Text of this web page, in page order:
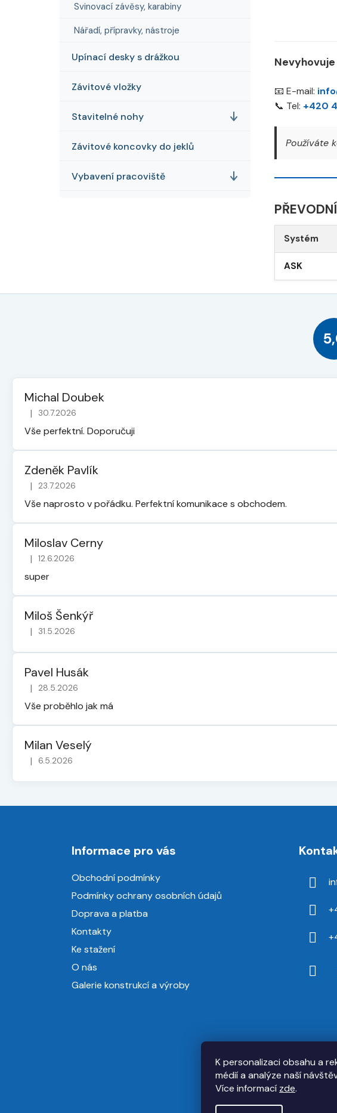
K personalizaci obsahu a
médií a analýze naší
Více informací zde.
Svinovací závěsy, karabiny
Nářadí, přípravky, nástroje
Upínací desky s drážkou
Závitové vložky
Stavitelné nohy
Závitové koncovky do jeklů
Vybavení pracoviště
📧 E-mail:
📞 Tel: +420
Používáte
Systém
ASK
Michal Doubek
Hodnocení obchodu je 5 z 5 hvězdiček.
| 30.7.2026
Vše perfektní. Doporučuji
Zdeněk Pavlík
Hodnocení obchodu je 5 z 5 hvězdiček.
| 23.7.2026
Vše naprosto v pořádku. Perfektní komunikace s obchodem.
Miloslav Cerny
Hodnocení obchodu je 5 z 5 hvězdiček.
| 12.6.2026
super
Miloš Šenkýř
Hodnocení obchodu je 5 z 5 hvězdiček.
| 31.5.2026
Pavel Husák
Hodnocení obchodu je 5 z 5 hvězdiček.
| 28.5.2026
Vše proběhlo jak má
Milan Veselý
Hodnocení obchodu je 5 z 5 hvězdiček.
| 6.5.2026
Informace pro vás
Obchodní podmínky
Podmínky ochrany osobních údajů
Doprava a platba
Kontakty
Ke stažení
O nás
Galerie konstrukcí a výroby